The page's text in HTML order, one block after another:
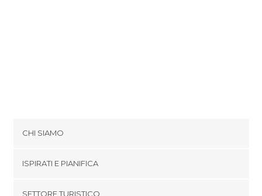
CHI SIAMO
ISPIRATI E PIANIFICA
SETTORE TURISTICO